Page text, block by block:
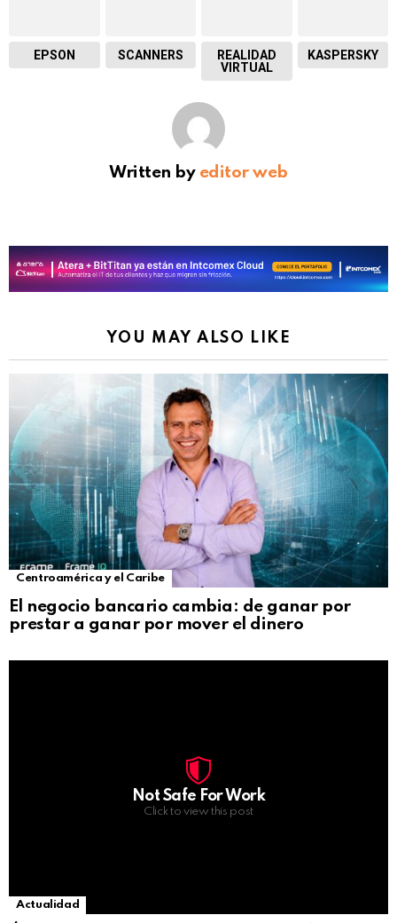
EPSON SCANNERS
REALIDAD
VIRTUAL
KASPERSKY
Written by editor web
YOU MAY ALSO LIKE
Centroamérica y el Caribe
El negocio bancario cambia: de ganar por
prestar a ganar por mover el dinero
Not Safe For Work
Click to view this post
Actualidad